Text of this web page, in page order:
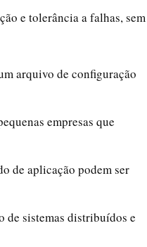
e tolerância a falhas, sem
arquivo de configuração
empresas que
de aplicação podem ser
de sistemas distribuídos e